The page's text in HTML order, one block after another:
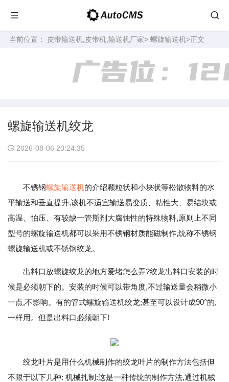
当前位置： 皮带输送机,皮带机,输送机厂家> 螺旋输送机>正文
螺旋输送机绞龙
2026-08-06 20:24:35
不锈钢螺旋输送机的介绍颗粒状和小块状等松散物料的水
平输送和垂直提升,该机不适宜输送易变质、粘性大、易结块或
高温、怕压、有较缺一管斯剂大腐蚀性的特殊物料,原则上不同
型号的螺旋输送机都可以采用不锈钢材质能磁制作,统称不锈钢
螺旋输送机或不锈钢绞龙。
出料口放螺旋绞龙的地方爱堵怎么弄?绞龙出料口安装的时
候是必须朝下的。安装的时候可以带角度,不过输送量会稍微小
一点,不影响。有的管式螺旋输送机绞龙;甚至可以设计成90°的,
一样用。但是出料口必须朝下!
绞龙叶片是用什么机械制作的绞龙叶片的制作方法包括但
不限于以下几种: 机械扎制:这是一种传统的制作方法,通过机械